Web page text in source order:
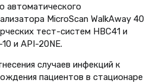
автоматического
MicroScan WalkAway 40
тест-систем НВС41 и
и АРI-20NE.
случаев инфекций к
пациентов в стационаре